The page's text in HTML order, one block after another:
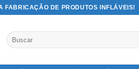
FABRICAÇÃO DE PRODUTOS INFLÁVEIS!
Pesquisar
por: